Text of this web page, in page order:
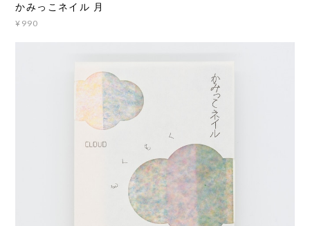
かみっこネイル 月
¥990